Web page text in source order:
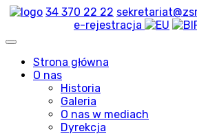
34 370 22 22
e-rejestracja
Strona główna
O nas
Historia
Galeria
O nas w mediach
Dyrekcja